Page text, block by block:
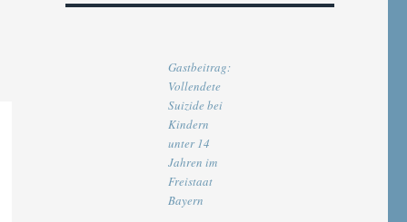
Gastbeitrag:
Vollendete
Suizide bei
Kindern
unter 14
Jahren im
Freistaat
Bayern